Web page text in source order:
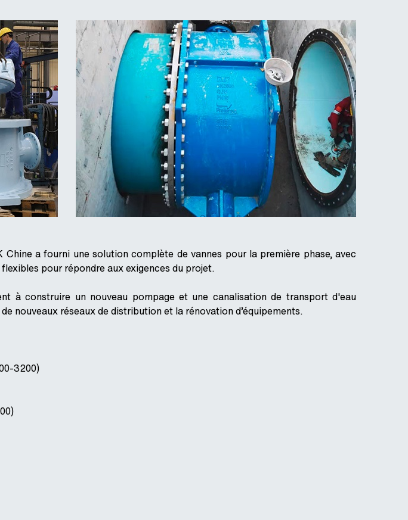
a fourni une solution complète de vannes pour la première phase, avec
pour répondre aux exigences du projet.
à construire un nouveau pompage et une canalisation de transport d'eau
nouveaux réseaux de distribution et la rénovation d’équipements.
3200)